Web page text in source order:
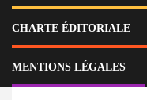
CHARTE ÉDITORIALE
MENTIONS LÉGALES
Carice – Corruption, 2ème
appellent à un audit de la
À la Une Actu